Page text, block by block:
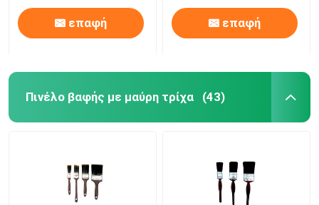
επαφή επαφή
Πινέλο βαφής με μαύρη τρίχα (43)